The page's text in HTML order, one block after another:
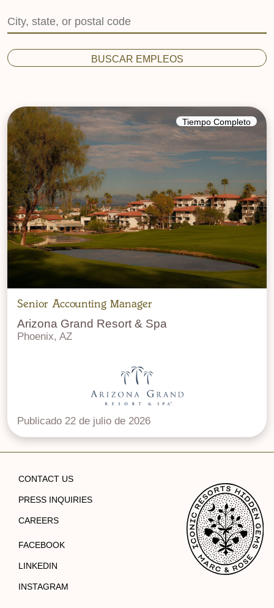
Tiempo Completo
Senior Accounting Manager
Arizona Grand Resort & Spa
Phoenix, AZ
Publicado 22 de julio de 2026
CONTACT US
PRESS INQUIRIES
CAREERS
FACEBOOK
LINKEDIN
INSTAGRAM